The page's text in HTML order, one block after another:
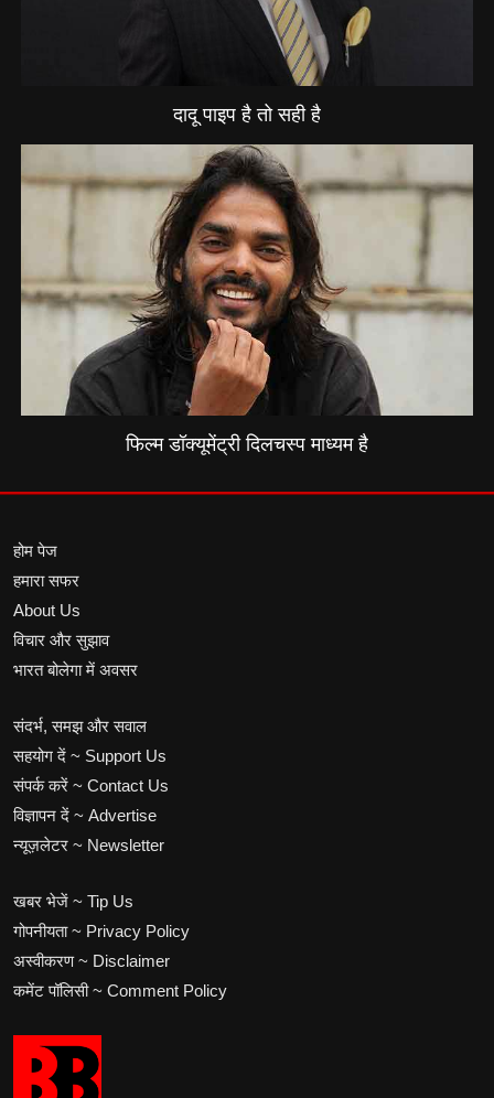
दादू पाइप है तो सही है
फिल्म डॉक्यूमेंट्री दिलचस्प माध्यम है
होम पेज
हमारा सफर
About Us
विचार और सुझाव
भारत बोलेगा में अवसर
संदर्भ, समझ और सवाल
सहयोग दें ~ Support Us
संपर्क करें ~ Contact Us
विज्ञापन दें ~ Advertise
न्यूज़लेटर ~ Newsletter
खबर भेजें ~ Tip Us
गोपनीयता ~ Privacy Policy
अस्वीकरण ~ Disclaimer
कमेंट पॉलिसी ~ Comment Policy